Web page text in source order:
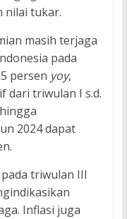
nilai tukar.
masih terjaga
pada
persen yoy,
dari triwulan I s.d.
2024 dapat
triwulan III
Inflasi juga